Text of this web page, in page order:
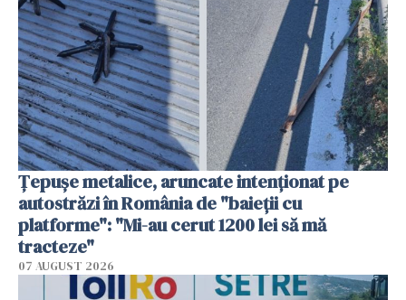
Țepușe metalice, aruncate intenționat pe
autostrăzi în România de "baieții cu
platforme": "Mi-au cerut 1200 lei să mă
tracteze"
07 AUGUST 2026